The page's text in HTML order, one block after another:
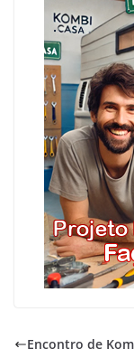
Encontro de